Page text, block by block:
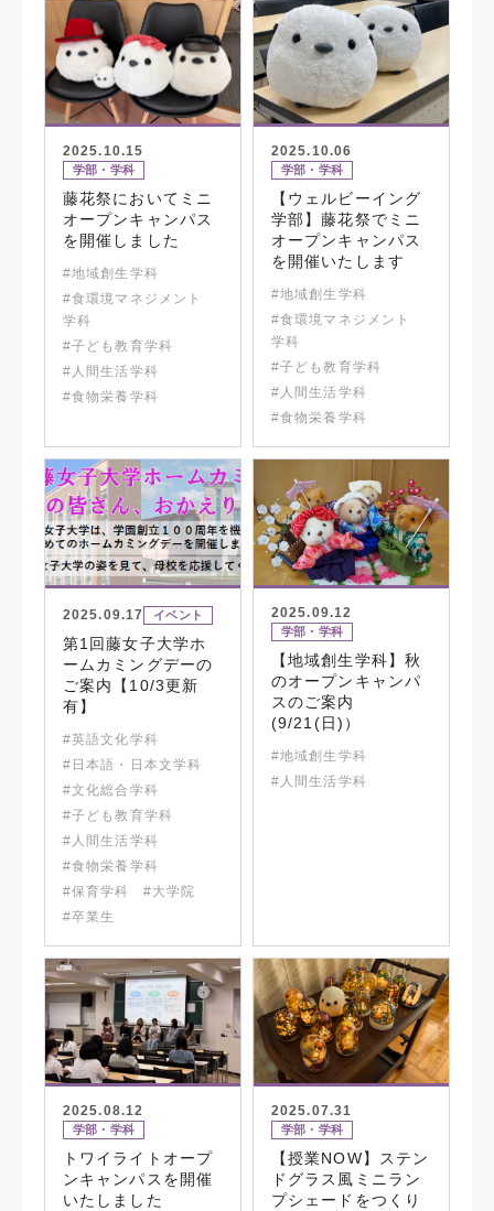
2025.10.15
学部・学科
藤花祭においてミニ
オープンキャンパス
を開催しました
#地域創生学科
#食環境マネジメント
学科
#子ども教育学科
#人間生活学科
#食物栄養学科
2025.10.06
学部・学科
【ウェルビーイング
学部】藤花祭でミニ
オープンキャンパス
を開催いたします
#地域創生学科
#食環境マネジメント
学科
#子ども教育学科
#人間生活学科
#食物栄養学科
2025.09.17 イベント
第1回藤女子大学ホ
ームカミングデーの
ご案内【10/3更新
有】
#英語文化学科
#日本語・日本文学科
#文化総合学科
#子ども教育学科
#人間生活学科
#食物栄養学科
#保育学科
#大学院
#卒業生
2025.09.12
学部・学科
【地域創生学科】秋
のオープンキャンパ
スのご案内
(9/21(日)）
#地域創生学科
#人間生活学科
2025.08.12
学部・学科
トワイライトオープ
ンキャンパスを開催
いたしました
2025.07.31
学部・学科
【授業NOW】ステン
ドグラス風ミニラン
プシェードをつくり